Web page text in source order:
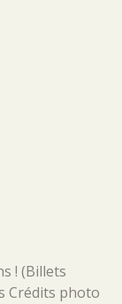
! (Billets
Crédits photo